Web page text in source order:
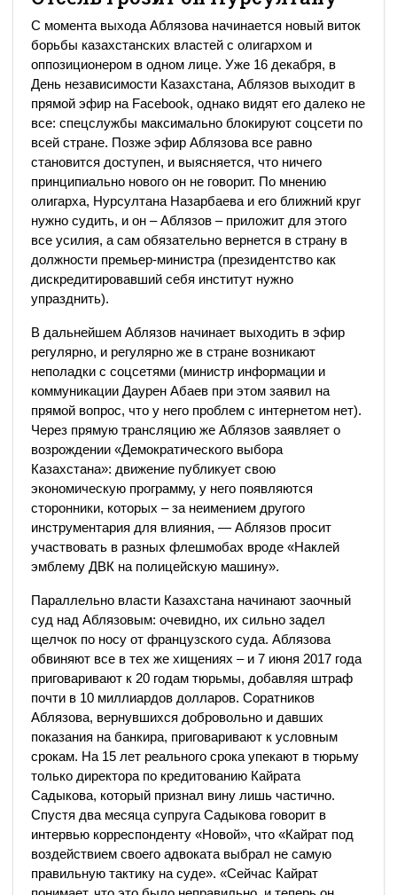
С момента выхода Аблязова начинается новый виток
борьбы казахстанских властей с олигархом и
оппозиционером в одном лице. Уже 16 декабря, в
День независимости Казахстана, Аблязов выходит в
прямой эфир на Facebook, однако видят его далеко не
все: спецслужбы максимально блокируют соцсети по
всей стране. Позже эфир Аблязова все равно
становится доступен, и выясняется, что ничего
принципиально нового он не говорит. По мнению
олигарха, Нурсултана Назарбаева и его ближний круг
нужно судить, и он – Аблязов – приложит для этого
все усилия, а сам обязательно вернется в страну в
должности премьер-министра (президентство как
дискредитировавший себя институт нужно
упразднить).
В дальнейшем Аблязов начинает выходить в эфир
регулярно, и регулярно же в стране возникают
неполадки с соцсетями (министр информации и
коммуникации Даурен Абаев при этом заявил на
прямой вопрос, что у него проблем с интернетом нет).
Через прямую трансляцию же Аблязов заявляет о
возрождении «Демократического выбора
Казахстана»: движение публикует свою
экономическую программу, у него появляются
сторонники, которых – за неимением другого
инструментария для влияния, — Аблязов просит
участвовать в разных флешмобах вроде «Наклей
эмблему ДВК на полицейскую машину».
Параллельно власти Казахстана начинают заочный
суд над Аблязовым: очевидно, их сильно задел
щелчок по носу от французского суда. Аблязова
обвиняют все в тех же хищениях – и 7 июня 2017 года
приговаривают к 20 годам тюрьмы, добавляя штраф
почти в 10 миллиардов долларов. Соратников
Аблязова, вернувшихся добровольно и давших
показания на банкира, приговаривают к условным
срокам. На 15 лет реального срока упекают в тюрьму
только директора по кредитованию Кайрата
Садыкова, который признал вину лишь частично.
Спустя два месяца супруга Садыкова говорит в
интервью корреспонденту «Новой», что «Кайрат под
воздействием своего адвоката выбрал не самую
правильную тактику на суде». «Сейчас Кайрат